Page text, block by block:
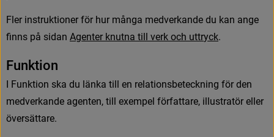
Fler instruktioner för hur många medverkande du kan ange
fnns på sidan Agenter knutna till verk och uttryck.
Fun ktion
I Funktion ska du länka till en relationsbeteckning för den
medverkande agenten, till exempel författare, illustratör eller
översättare.